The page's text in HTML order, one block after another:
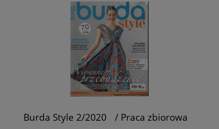
Burda Style 2/2020 / Praca zbiorowa